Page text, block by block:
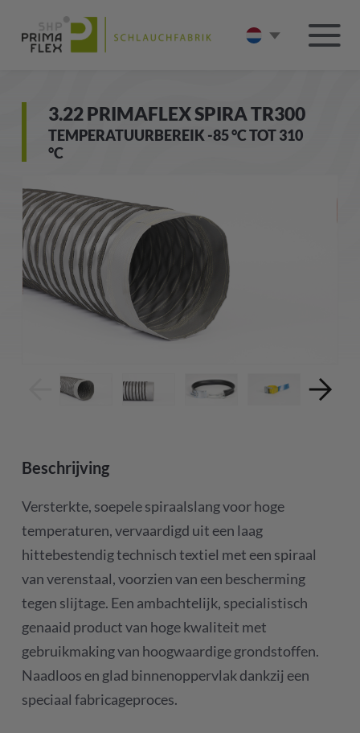
3.22 PRIMAFLEX SPIRA TR300
TEMPERATUURBEREIK -85 °C TOT 310
°C
Beschrijving
Versterkte, soepele spiraalslang voor hoge
temperaturen, vervaardigd uit een laag
hittebestendig technisch textiel met een spiraal
van verenstaal, voorzien van een bescherming
tegen slijtage. Een ambachtelijk, specialistisch
genaaid product van hoge kwaliteit met
gebruikmaking van hoogwaardige grondstoffen.
Naadloos en glad binnenoppervlak dankzij een
speciaal fabricageproces.